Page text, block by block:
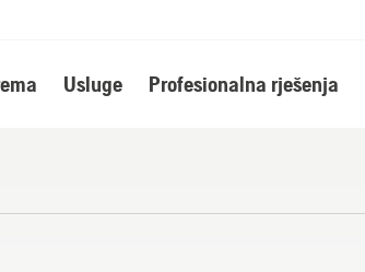
Usluge Profesionalna rješenja